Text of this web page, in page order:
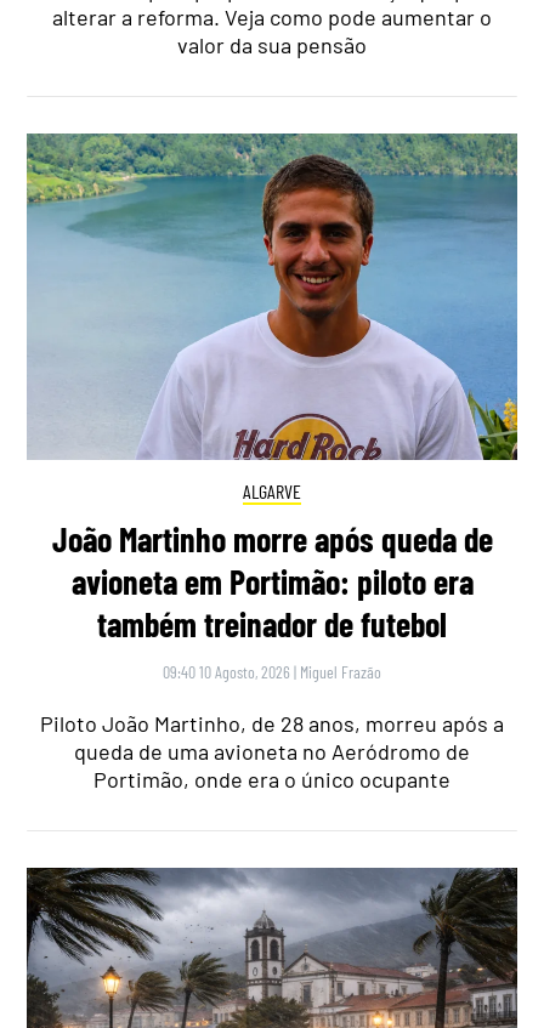
alterar a reforma. Veja como pode aumentar o
valor da sua pensão
ALGARVE
João Martinho morre após queda de
avioneta em Portimão: piloto era
também treinador de futebol
09:40 10 Agosto, 2026 | Miguel Frazão
Piloto João Martinho, de 28 anos, morreu após a
queda de uma avioneta no Aeródromo de
Portimão, onde era o único ocupante